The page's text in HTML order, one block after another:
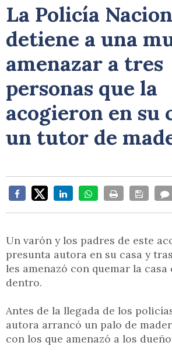
La Policía
detiene a una
amenazar a tres
personas que la
acogieron en su
un tutor de
Un varón y los padres de este
presunta autora en su casa y
les amenazó con quemar la casa
dentro.
Antes de la llegada de los
autora arrancó un palo de
con los que amenazó a los